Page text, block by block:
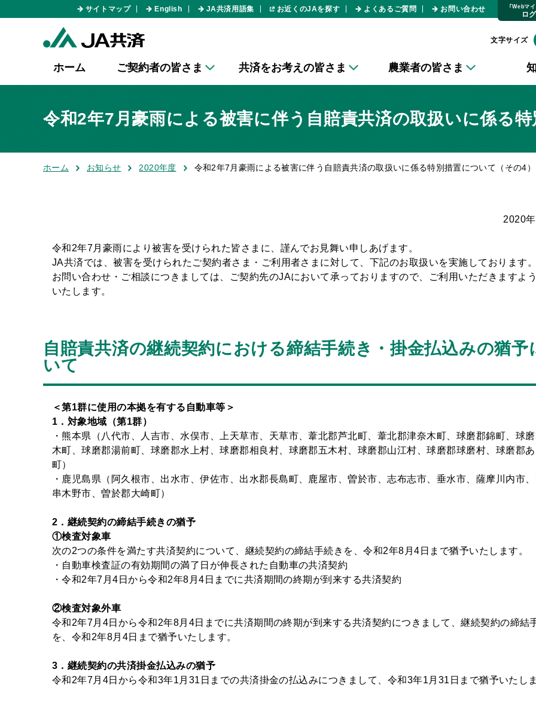
サイトマップ English JA共済用語集 お近くのJAを探す よくあるご質問 お問い合わせ ｢Webマ
ロ
文字サイズ
ホーム ご契約者の皆さま 共済をお考えの皆さま 農業者の皆さま
令和2年7月豪雨による被害に伴う自賠責共済の取扱いに係る特
ホーム お知らせ 2020年度 令和2年7月豪雨による被害に伴う自賠責共済の取扱いに係る特別措置について（その4）
2020
令和2年7月豪雨により被害を受けられた皆さまに、謹んでお見舞い申しあげます。
JA共済では、被害を受けられたご契約者さま・ご利用者さまに対して、下記のお取扱いを実施しております。
お問い合わせ・ご相談につきましては、ご契約先のJAにおいて承っておりますので、ご利用いただきますよ
いたします。
自賠責共済の継続契約における締結手続き・掛金払込みの猶予
いて
＜第1群に使用の本拠を有する自動車等＞
1 ．対象地域（第1群）
・熊本県（八代市、人吉市、水俣市、上天草市、天草市、葦北郡芦北町、葦北郡津奈木町、球磨郡錦町、球磨
木町、球磨郡湯前町、球磨郡水上村、球磨郡相良村、球磨郡五木村、球磨郡山江村、球磨郡球磨村、球磨郡あ
町）
・鹿児島県（阿久根市、出水市、伊佐市、出水郡長島町、鹿屋市、曽於市、志布志市、垂水市、薩摩川内市、
串木野市、曽於郡大崎町）
2 ．継続契約の締結手続きの猶予
①検査対象車
次の2つの条件を満たす共済契約について、継続契約の締結手続きを、令和2年8月4日まで猶予いたします。
・自動車検査証の有効期間の満了日が伸長された自動車の共済契約
・令和2年7月4日から令和2年8月4日までに共済期間の終期が到来する共済契約
②検査対象外車
令和2年7月4日から令和2年8月4日までに共済期間の終期が到来する共済契約につきまして、継続契約の締結
を、令和2年8月4日まで猶予いたします。
3 ．継続契約の共済掛金払込みの猶予
令和2年7月4日から令和3年1月31日までの共済掛金の払込みにつきまして、令和3年1月31日まで猶予いたしま